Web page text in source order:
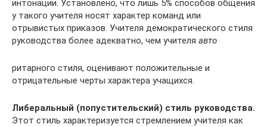
интонации. Уста­новлено, что лишь 5% способов общения
у такого учителя носят характер команд или
отрывистых приказов. Учителя демо­кратического стиля
руководства более адекватно, чем учителя авто
ритарного стиля, оценивают положительные и
отрицательные чер­ты характера учащихся.
Либеральный (попустительский) стиль руководства.
Этот стиль характеризуется стремлением учителя как